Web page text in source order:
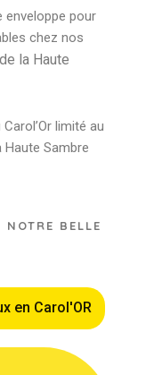
enveloppe pour
chez nos
la Haute
limité au
Sambre
BELLE
en Carol'OR